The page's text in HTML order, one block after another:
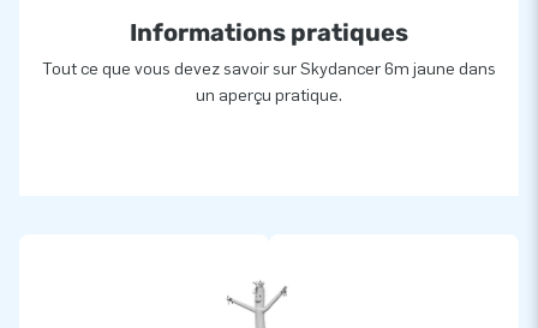
Informations pratiques
Tout ce que vous devez savoir sur Skydancer 6m jaune dans
un aperçu pratique.